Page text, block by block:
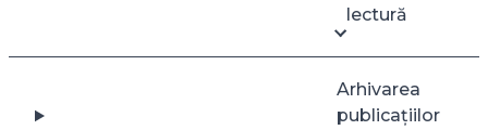
lectură
Arhivarea
publicațiilor